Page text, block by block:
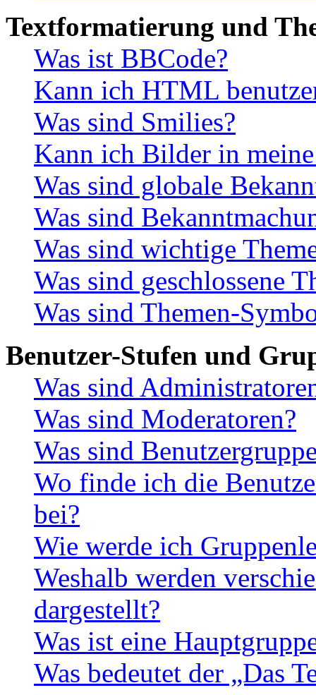
Textformatierung und
Was ist BBCode?
Kann ich HTML
Was sind Smilies?
Kann ich Bilder in
Was sind globale
Was sind
Was sind wichtige
Was sind geschlossene
Was sind Themen-
Benutzer-Stufen und
Was sind
Was sind Moderatoren?
Was sind
Wo finde ich die
bei?
Wie werde ich
Weshalb werden
dargestellt?
Was ist eine
Was bedeutet der „Das